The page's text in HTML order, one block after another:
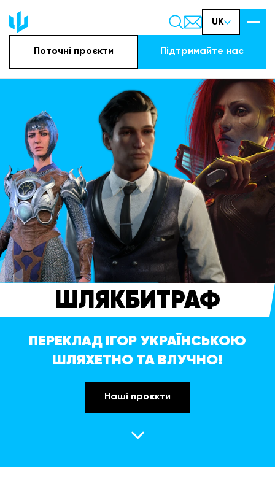
UK
Поточні проєкти Підтримайте наc
ШЛЯКБИТРАФ
ПЕРЕКЛАД ІГОР УКРАЇНСЬКОЮ
ШЛЯХЕТНО ТА ВЛУЧНО!
Наші проєкти